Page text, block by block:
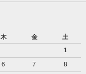
木 金
土
1
6 7
8